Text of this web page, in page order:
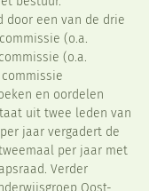
door een van de drie
(o.a.
(o.a.
en oordelen
uit twee leden van
jaar vergadert de
per jaar met
Verder
Oost-